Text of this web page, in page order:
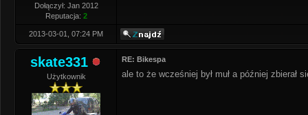
Dołączył: Jan 2012
Reputacja: 2
2013-03-01, 07:24 PM
skate331
Użytkownik
RE: Bikespa
ale to że wcześniej był muł a później zbierał